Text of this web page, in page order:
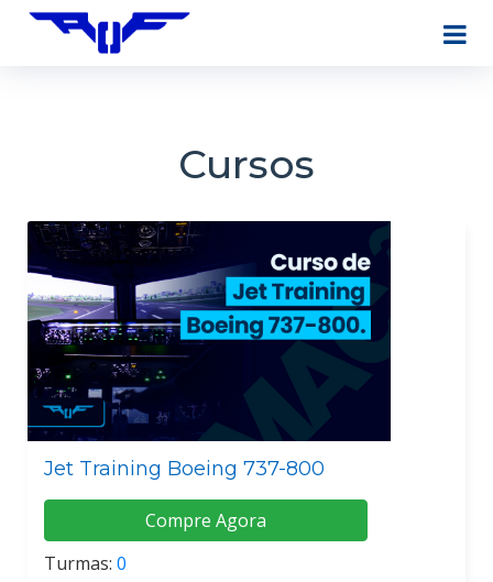
Cursos
Jet Training Boeing 737-800
Compre Agora
Turmas: 0